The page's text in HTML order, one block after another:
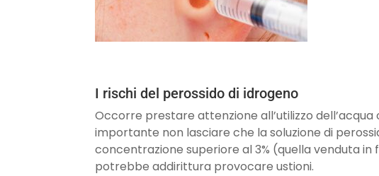
I rischi del perossido di idrogeno
Occorre prestare attenzione all’utilizzo
importante non lasciare che la soluzione di
concentrazione superiore al 3% (quella venduta
potrebbe addirittura provocare ustioni.